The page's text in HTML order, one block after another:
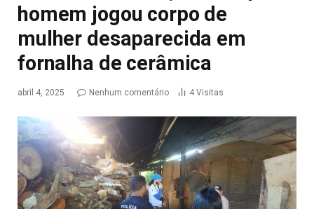
homem jogou corpo de
mulher desaparecida em
fornalha de cerâmica
abril 4, 2025 Nenhum comentário 4 Visitas